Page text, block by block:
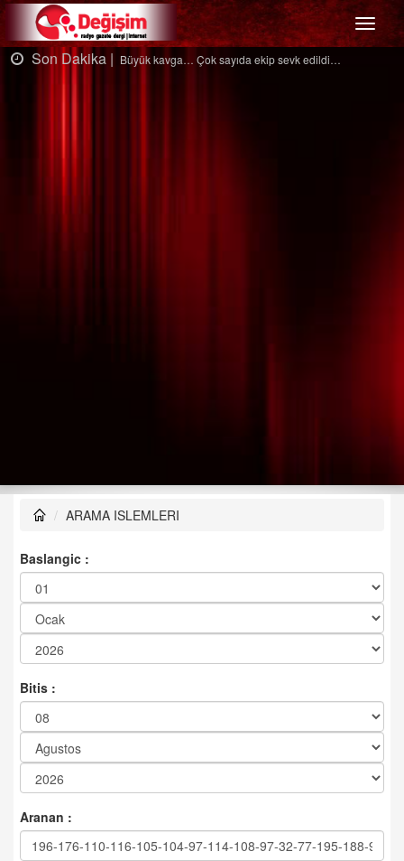
Menü
Dakika |Büyük kavga… Çok sayıda ekip sevk edildi…
ARAMA ISLEMLERI
Baslangic :
Bitis :
Aranan :